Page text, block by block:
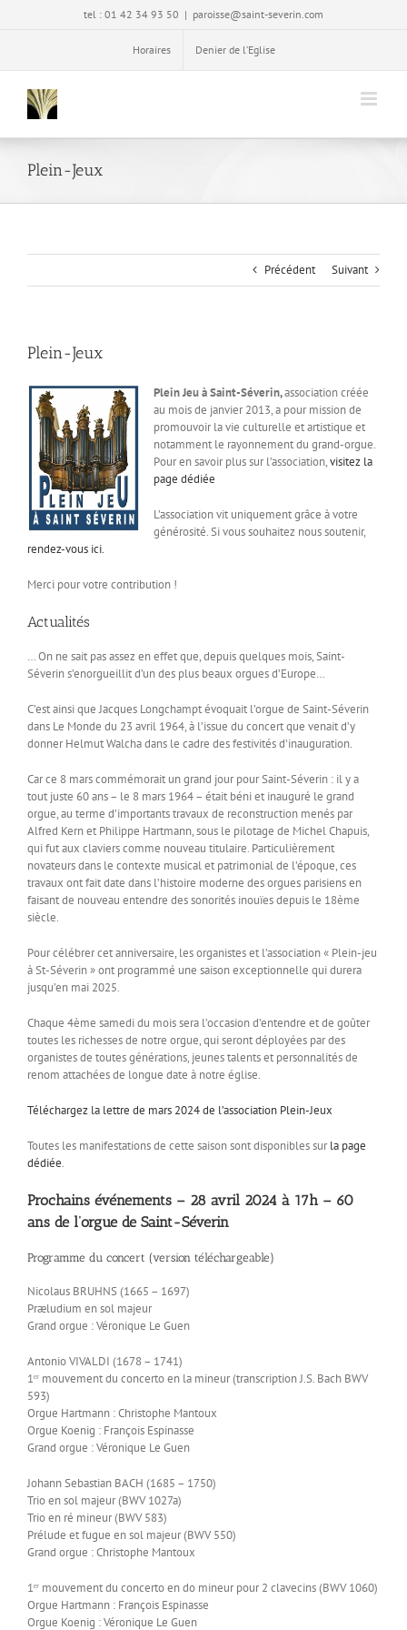
tel : 01 42 34 93 50 | paroisse@saint-severin.com
Horaires Denier de l’Eglise
Plein-Jeux
Précédent Suivant
Plein-Jeux
Plein Jeu à Saint-Séverin,association créée
au mois de janvier 2013, a pour mission de
promouvoir la vie culturelle et artistique et
notamment le rayonnement du grand-orgue.
Pour en savoir plus sur l’association,visitez la
page dédiée
L’association vit uniquement grâce à votre
générosité. Si vous souhaitez nous soutenir,
rendez-vous ici.
Merci pour votre contribution !
Actualités
… On ne sait pas assez en effet que, depuis quelques mois, Saint-
Séverin s’enorgueillit d’un des plus beaux orgues d’Europe…
C’est ainsi que Jacques Longchampt évoquait l’orgue de Saint-Séverin
dans Le Monde du 23 avril 1964, à l’issue du concert que venait d’y
donner Helmut Walcha dans le cadre des festivités d’inauguration.
Car ce 8 mars commémorait un grand jour pour Saint-Séverin : il y a
tout juste 60 ans – le 8 mars 1964 – était béni et inauguré le grand
orgue, au terme d’importants travaux de reconstruction menés par
Alfred Kern et Philippe Hartmann, sous le pilotage de Michel Chapuis,
qui fut aux claviers comme nouveau titulaire. Particulièrement
novateurs dans le contexte musical et patrimonial de l’époque, ces
travaux ont fait date dans l’histoire moderne des orgues parisiens en
faisant de nouveau entendre des sonorités inouïes depuis le 18ème
siècle.
Pour célébrer cet anniversaire, les organistes et l’association « Plein-jeu
à St-Séverin » ont programmé une saison exceptionnelle qui durera
jusqu’en mai 2025.
Chaque 4ème samedi du mois sera l’occasion d’entendre et de goûter
toutes les richesses de notre orgue, qui seront déployées par des
organistes de toutes générations, jeunes talents et personnalités de
renom attachées de longue date à notre église.
Téléchargez la lettre de mars 2024 de l’association Plein-Jeux
Toutes les manifestations de cette saison sont disponibles surla page
dédiée.
Prochains événements – 28 avril 2024 à 17h – 60
ans de l’orgue de Saint-Séverin
Programme du concert (version téléchargeable)
Nicolaus BRUHNS (1665 – 1697)
Præludium en sol majeur
Grand orgue : Véronique Le Guen
Antonio VIVALDI (1678 – 1741)
1ᵉʳ mouvement du concerto en la mineur (transcription J.S. Bach BWV
593)
Orgue Hartmann : Christophe Mantoux
Orgue Koenig : François Espinasse
Grand orgue : Véronique Le Guen
Johann Sebastian BACH (1685 – 1750)
Trio en sol majeur (BWV 1027a)
Trio en ré mineur (BWV 583)
Prélude et fugue en sol majeur (BWV 550)
Grand orgue : Christophe Mantoux
1ᵉʳ mouvement du concerto en do mineur pour 2 clavecins (BWV 1060)
Orgue Hartmann : François Espinasse
Orgue Koenig : Véronique Le Guen